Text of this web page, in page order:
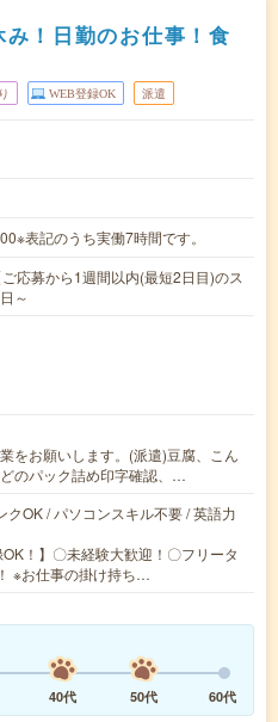
！日勤のお仕事！食
WEB登録OK 派遣
表記のうち実働7時間です。
応募から1週間以内(最短2日目)のス
～
をお願いします。(派遣)豆腐、こん
のパック詰め印字確認、…
クOK / パソコンスキル不要 / 英語力
OK！】〇未経験大歓迎！〇フリータ
※お仕事の掛け持ち…
40代 50代 60代